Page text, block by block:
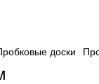
доски